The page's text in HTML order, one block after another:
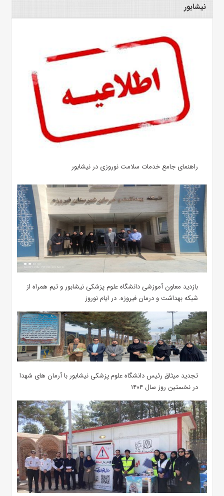
نیشابور
راهنمای جامع خدمات سلامت نوروزی در نیشابور
بازدید معاون آموزشی دانشگاه علوم پزشکی نیشابور و تیم همراه از
شبکه بهداشت و درمان فیروزه. در ایام نوروز
تجدید میثاق رئیس دانشگاه علوم پزشکی نیشابور با آرمان های شهدا
در نخستین روز سال ۱۴۰۴